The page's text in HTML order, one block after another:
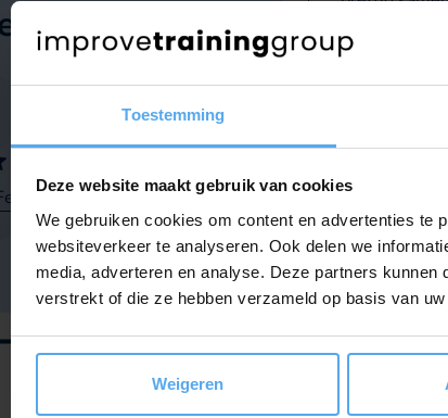
Toestemming
Deze website maakt gebruik van cookies
We gebruiken cookies om content en advertenties te
websiteverkeer te analyseren. Ook delen we
media, adverteren en analyse. Deze partners
verstrekt of die ze hebben verzameld op basis van
Weigeren
je voor
Company
collega’s
feedback